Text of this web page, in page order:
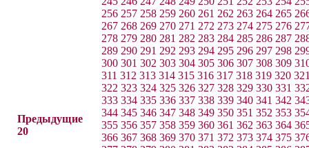
Предыдущие
20
256 257 258 259 260 261 262 263 264 265
267 268 269 270 271 272 273 274 275 276
278 279 280 281 282 283 284 285 286 287
289 290 291 292 293 294 295 296 297 298
300 301 302 303 304 305 306 307 308 309
311 312 313 314 315 316 317 318 319 320
322 323 324 325 326 327 328 329 330 331
333 334 335 336 337 338 339 340 341 342
344 345 346 347 348 349 350 351 352 353
355 356 357 358 359 360 361 362 363 364
366 367 368 369 370 371 372 373 374 375